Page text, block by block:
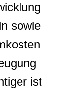
sowie
ist